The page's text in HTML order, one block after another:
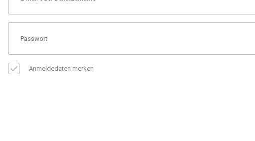
Anmeldedaten merken